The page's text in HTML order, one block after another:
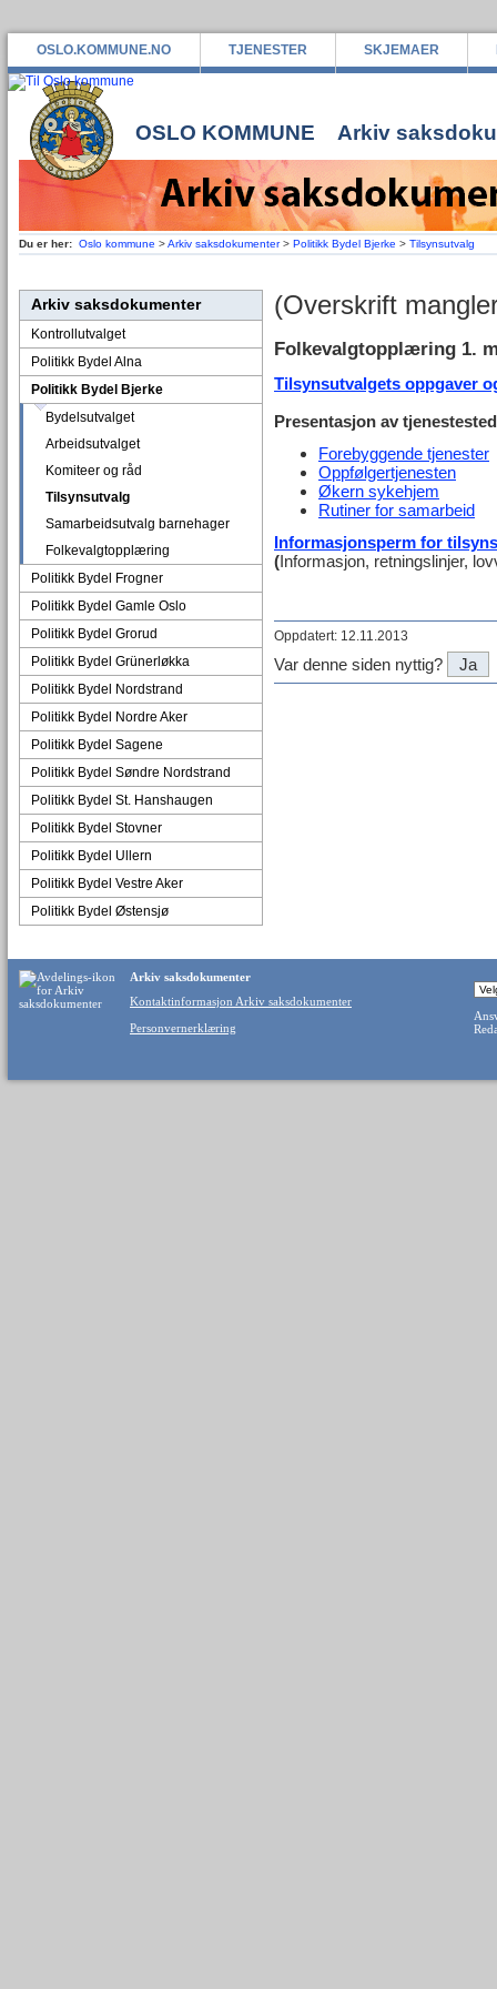
OSLO.KOMMUNE.NO TJENESTER SKJEMAER
OSLO KOMMUNE Arkiv
Du er her: Oslo kommune >Arkiv saksdokumenter> Politikk Bydel Bjerke > Tilsynsutvalg
Arkiv saksdokumenter
Kontrollutvalget
Politikk Bydel Alna
Politikk Bydel Bjerke
Bydelsutvalget
Arbeidsutvalget
Komiteer og råd
Tilsynsutvalg
Samarbeidsutvalg barnehager
Folkevalgtopplæring
Politikk Bydel Frogner
Politikk Bydel Gamle Oslo
Politikk Bydel Grorud
Politikk Bydel Grünerløkka
Politikk Bydel Nordstrand
Politikk Bydel Nordre Aker
Politikk Bydel Sagene
Politikk Bydel Søndre Nordstrand
Politikk Bydel St. Hanshaugen
Politikk Bydel Stovner
Politikk Bydel Ullern
Politikk Bydel Vestre Aker
Politikk Bydel Østensjø
(Overskrift
Folkevalgtopplæring 1.
Tilsynsutvalgets oppgaver
Presentasjon av
Forebyggende tjenester
Oppfølgertjenesten
Økern sykehjem
Rutiner for samarbeid
Informasjonsperm for
(Informasjon, retningslinjer,
Oppdatert: 12.11.2013
Var denne siden nyttig? Ja
Arkiv saksdokumenter
Kontaktinformasjon Arkiv saksdokumenter
Personvernerklæring